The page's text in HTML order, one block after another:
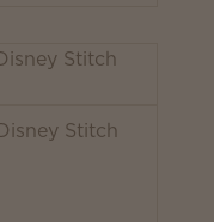
Stitch